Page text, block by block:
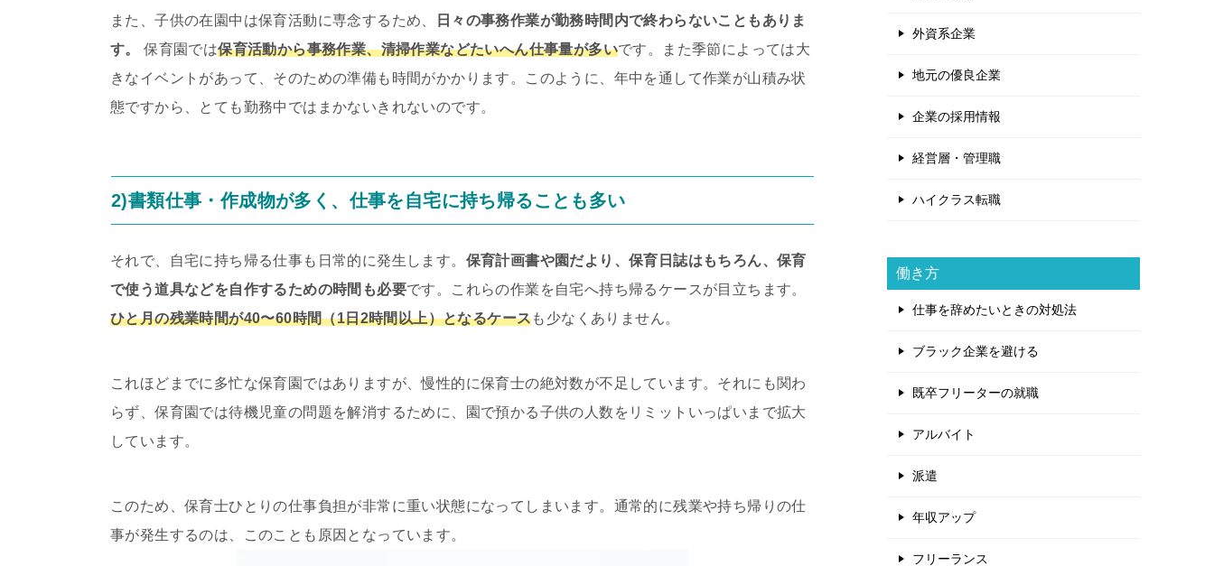
また、子供の在園中は保育活動に専念するため、
日々の事務作業が勤務時間内で終わらないこともありま
す。
保育園では保育活動から事務作業、清掃作業などたいへん仕事量が多いです。また季節によっては大
きなイベントがあって、そのための準備も時間がかかります。このように、年中を通して作業が山積み状
態ですから、とても勤務中ではまかないきれないのです。
2)書類仕事・作成物が多く、仕事を自宅に持ち帰ることも多い
それで、自宅に持ち帰る仕事も日常的に発生します。 保育計画書や園だより、保育日誌はもちろん、保育
で使う道具などを自作するための時間も必要です。これらの作業を自宅へ持ち帰るケースが目立ちます。
ひと月の残業時間が40〜60時間（1日2時間以上）となるケースも少なくありません。
これほどまでに多忙な保育園ではありますが、慢性的に保育士の絶対数が不足しています。それにも関わ
らず、保育園では待機児童の問題を解消するために、園で預かる子供の人数をリミットいっぱいまで拡大
しています。
このため、保育士ひとりの仕事負担が非常に重い状態になってしまいます。通常的に残業や持ち帰りの仕
事が発生するのは、このことも原因となっています。
外資系企業
地元の優良企業
企業の採用情報
経営層・管理職
ハイクラス転職
働き方
仕事を辞めたいときの対処法
ブラック企業を避ける
既卒フリーターの就職
アルバイト
派遣
年収アップ
フリーランス